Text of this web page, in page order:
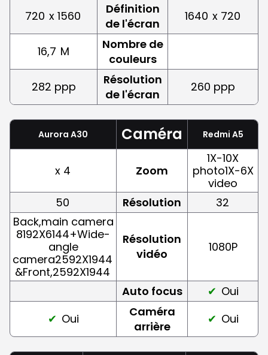
720 x 1560
Définition
de l'écran
1640 x 720
16,7 M
Nombre de
couleurs
282 ppp
Résolution
de l'écran
260 ppp
Aurora A30 Caméra Redmi A5
x 4 Zoom
1X-10X
photo1X-6X
video
50
Résolution
32
Back,main camera
8192X6144+Wide-
angle
camera2592X1944
&Front,2592X1944
Résolution
vidéo
1080P
Auto focus
Oui
Oui
Caméra
arrière
Oui